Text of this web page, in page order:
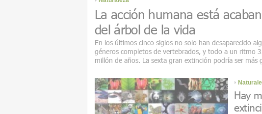
La acción humana está
del árbol de la vida
En los últimos cinco siglos no solo han desaparecido
géneros completos de vertebrados, y todo a un ritmo
millón de años. La sexta gran extinción podría ser más
Hay